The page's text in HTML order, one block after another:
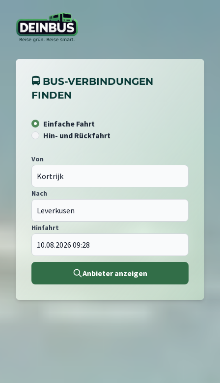
🚍 BUS-VERBINDUNGEN
FINDEN
Einfache Fahrt
Hin- und Rückfahrt
Von
Nach
Hinfahrt
Anbieter anzeigen